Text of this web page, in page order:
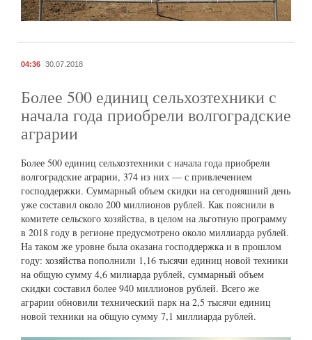
04:36 30.07.2018
Более 500 единиц сельхозтехники с
начала года приобрели волгоградские
аграрии
Более 500 единиц сельхозтехники с начала года приобрели
волгоградские аграрии, 374 из них — с привлечением
господдержки. Суммарный объем скидки на сегодняшний день
уже составил около 200 миллионов рублей. Как пояснили в
комитете сельского хозяйства, в целом на льготную программу
в 2018 году в регионе предусмотрено около миллиарда рублей.
На таком же уровне была оказана господдержка и в прошлом
году: хозяйства пополнили 1,16 тысячи единиц новой техники
на общую сумму 4,6 милиарда рублей, суммарный объем
скидки составил более 940 миллионов рублей. Всего же
аграрии обновили технический парк на 2,5 тысячи единиц
новой техники на общую сумму 7,1 миллиарда рублей.